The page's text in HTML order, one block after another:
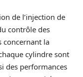
de l’injection de
contrôle des
concernant la
cylindre sont
des performances